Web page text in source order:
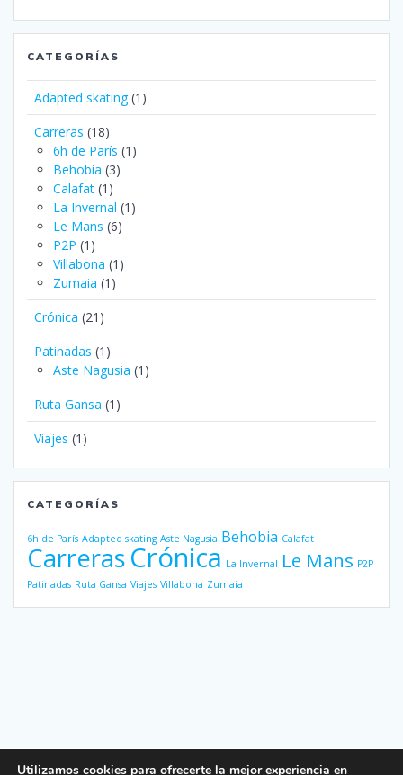
CATEGORÍAS
Adapted skating(1)
Carreras (18)
6h de París (1)
Behobia (3)
Calafat (1)
La Invernal (1)
Le Mans (6)
P2P (1)
Villabona (1)
Zumaia (1)
Crónica (21)
Patinadas (1)
Aste Nagusia (1)
Ruta Gansa (1)
Viajes (1)
CATEGORÍAS
6h de París Adapted skating Aste Nagusia Behobia Calafat
CarrerasCrónica La Invernal Le Mans P2P
Patinadas Ruta Gansa Viajes Villabona Zumaia
Utilizamos cookies para ofrecerte la mejor experiencia en